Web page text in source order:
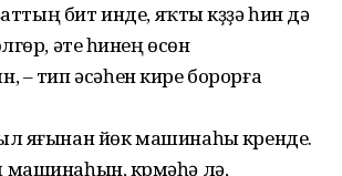
бит инде, яҡты күҙҙә һин дә
әтеү һинең өсөн
– тип әсәһен кире борорға
яғынан йөк машинаһы күренде.
күрмәһә лә,